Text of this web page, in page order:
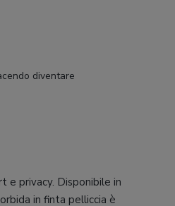
diventare
e privacy. Disponibile in
in finta pelliccia è